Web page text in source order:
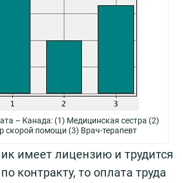
– Канада: (1) Медицинская сестра (2)
скорой помощи (3) Врач-терапевт
имеет лицензию и трудится
контракту, то оплата труда